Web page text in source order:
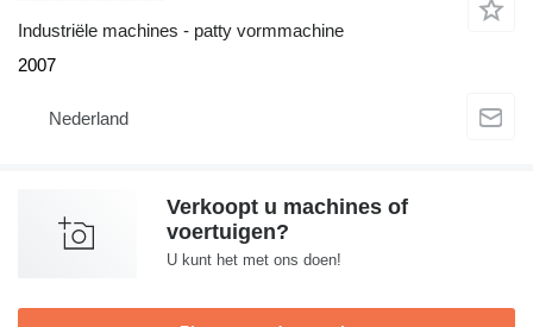
Industriële machines - patty vormmachine
2007
Nederland
Verkoopt u machines of
voertuigen?
U kunt het met ons doen!